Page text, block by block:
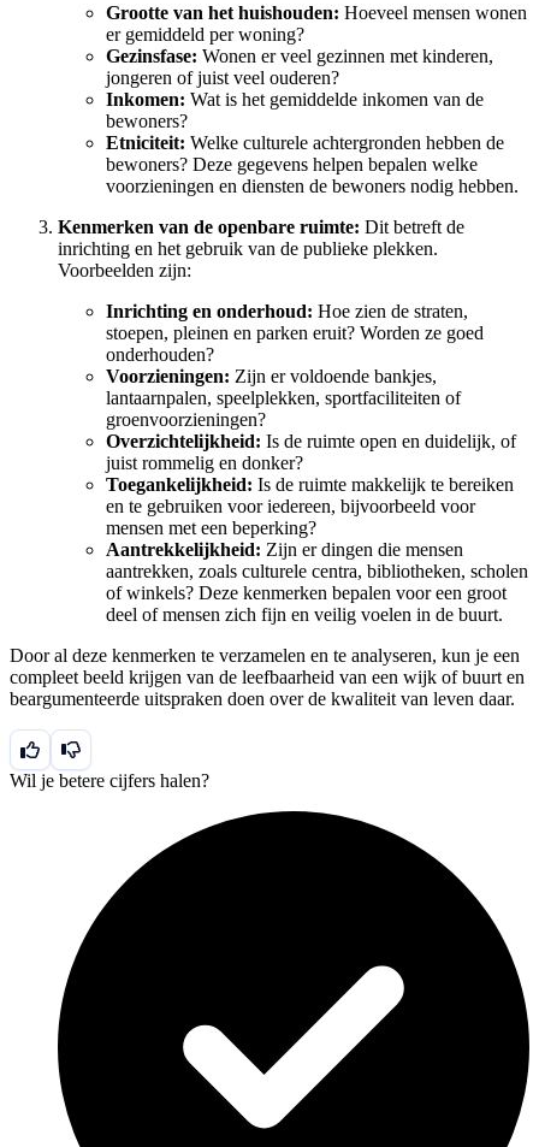
Grootte van het huishouden: Hoeveel mensen wonen
er gemiddeld per woning?
Gezinsfase: Wonen er veel gezinnen met kinderen,
jongeren of juist veel ouderen?
Inkomen: Wat is het gemiddelde inkomen van de
bewoners?
Etniciteit: Welke culturele achtergronden hebben de
bewoners? Deze gegevens helpen bepalen welke
voorzieningen en diensten de bewoners nodig hebben.
Kenmerken van de openbare ruimte: Dit betreft de
inrichting en het gebruik van de publieke plekken.
Voorbeelden zijn:
Inrichting en onderhoud: Hoe zien de straten,
stoepen, pleinen en parken eruit? Worden ze goed
onderhouden?
Voorzieningen: Zijn er voldoende bankjes,
lantaarnpalen, speelplekken, sportfaciliteiten of
groenvoorzieningen?
Overzichtelijkheid: Is de ruimte open en duidelijk, of
juist rommelig en donker?
Toegankelijkheid: Is de ruimte makkelijk te bereiken
en te gebruiken voor iedereen, bijvoorbeeld voor
mensen met een beperking?
Aantrekkelijkheid: Zijn er dingen die mensen
aantrekken, zoals culturele centra, bibliotheken, scholen
of winkels? Deze kenmerken bepalen voor een groot
deel of mensen zich fijn en veilig voelen in de buurt.
Door al deze kenmerken te verzamelen en te analyseren, kun je een
compleet beeld krijgen van de leefbaarheid van een wijk of buurt en
beargumenteerde uitspraken doen over de kwaliteit van leven daar.
Wil je betere cijfers halen?